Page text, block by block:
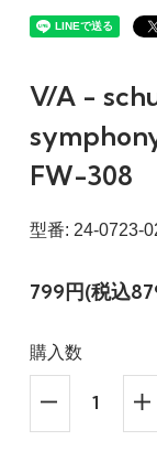
V/A -
FW-308
型番: 24-0723-
799円(税込
購入数